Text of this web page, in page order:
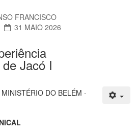
FRANCISCO
31 MAIO 2026
Jacó I
DO BELÉM -